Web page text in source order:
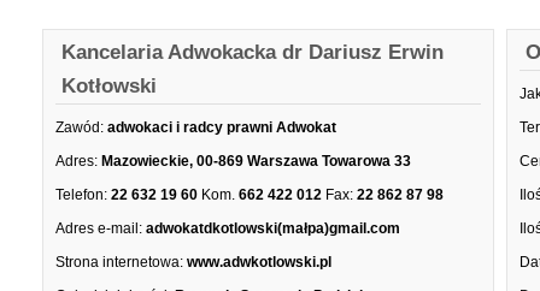
Kancelaria Adwokacka dr Dariusz Erwin
Kotłowski
Zawód: adwokaci i radcy prawni Adwokat
Adres: Mazowieckie, 00-869 Warszawa Towarowa 33
Telefon: 22 632 19 60 Kom. 662 422 012 Fax: 22 862 87 98
Adres e-mail: adwokatdkotlowski(małpa)gmail.com
Strona internetowa: www.adwkotlowski.pl